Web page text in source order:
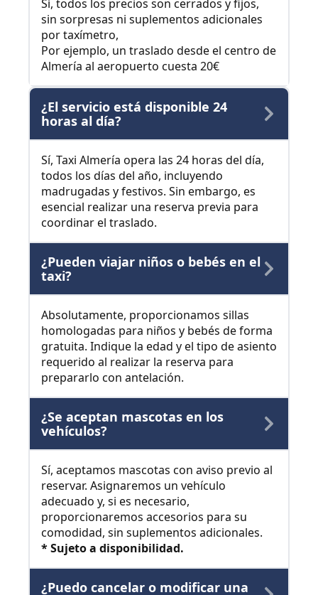
Sí, todos los precios son cerrados y fijos,
sin sorpresas ni suplementos adicionales
por taxímetro,
Por ejemplo, un traslado desde el centro de
Almería al aeropuerto cuesta 20€
¿El servicio está disponible 24
horas al día?
Sí, Taxi Almería opera las 24 horas del día,
todos los días del año, incluyendo
madrugadas y festivos. Sin embargo, es
esencial realizar una reserva previa para
coordinar el traslado.
¿Pueden viajar niños o bebés en el
taxi?
Absolutamente, proporcionamos sillas
homologadas para niños y bebés de forma
gratuita. Indique la edad y el tipo de asiento
requerido al realizar la reserva para
prepararlo con antelación.
¿Se aceptan mascotas en los
vehículos?
Sí, aceptamos mascotas con aviso previo al
reservar. Asignaremos un vehículo
adecuado y, si es necesario,
proporcionaremos accesorios para su
comodidad, sin suplementos adicionales.
* Sujeto a disponibilidad.
¿Puedo cancelar o modificar una